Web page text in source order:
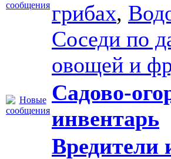
грибах,
Соседи по
овощей и
Садово-
инвентарь
Вредители